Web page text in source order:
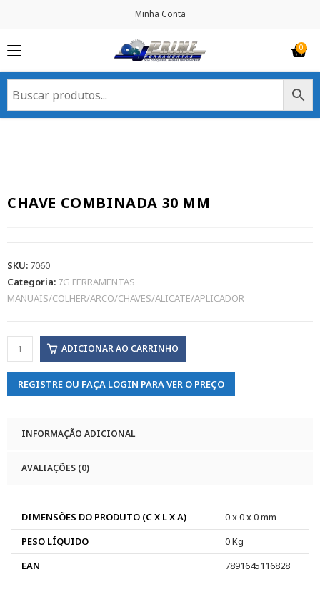
Minha Conta
CHAVE COMBINADA 30 MM
SKU: 7060
Categoria: 7G FERRAMENTAS
MANUAIS/COLHER/ARCO/CHAVES/ALICATE/APLICADOR
ADICIONAR AO CARRINHO
REGISTRE OU FAÇA LOGIN PARA VER O PREÇO
INFORMAÇÃO ADICIONAL
AVALIAÇÕES (0)
DIMENSÕES DO PRODUTO (C X L X A)
0 x 0 x 0 mm
PESO LÍQUIDO
0 Kg
EAN
7891645116828